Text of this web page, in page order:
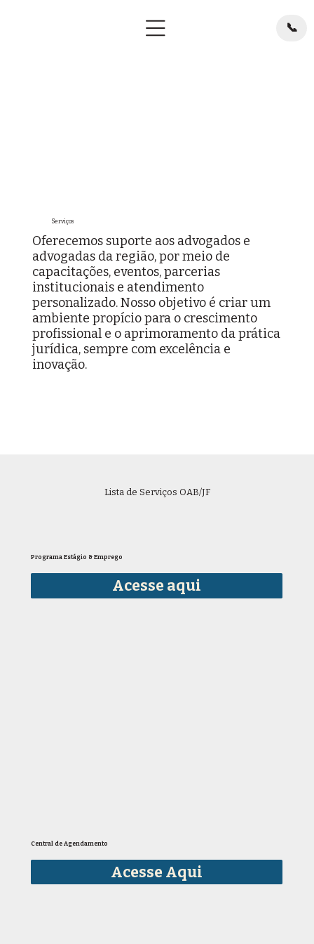
📞
Serviços
Oferecemos suporte aos advogados e
advogadas da região, por meio de
capacitações, eventos, parcerias
institucionais e atendimento
personalizado. Nosso objetivo é criar um
ambiente propício para o crescimento
profissional e o aprimoramento da prática
jurídica, sempre com excelência e
inovação.
Lista de Serviços OAB/JF
Programa Estágio & Emprego
Acesse aqui
Central de Agendamento
Acesse Aqui